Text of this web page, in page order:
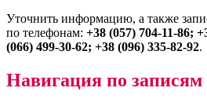
Уточнить информацию, а также
по телефонам: +38 (057) 704-11-86;
(066) 499-30-62; +38 (096) 335-82-92.
Навигация по записям